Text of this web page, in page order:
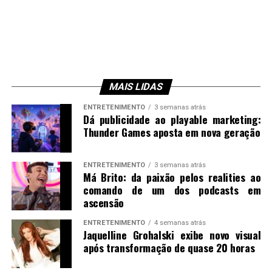
MAIS LIDAS
ENTRETENIMENTO 3 semanas atrás
Dá publicidade ao playable marketing:
Thunder Games aposta em nova geração
ENTRETENIMENTO 3 semanas atrás
Má Brito: da paixão pelos realities ao
comando de um dos podcasts em
ascensão
ENTRETENIMENTO 4 semanas atrás
Jaquelline Grohalski exibe novo visual
após transformação de quase 20 horas